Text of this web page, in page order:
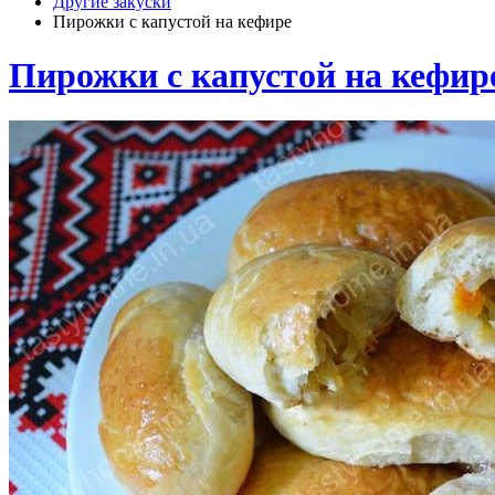
Пирожки с капустой на кефире
Пирожки с капустой на